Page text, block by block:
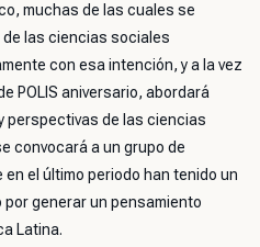
muchas de las cuales se
las ciencias sociales
con esa intención, y a la vez
POLIS aniversario, abordará
perspectivas de las ciencias
convocará a un grupo de
el último periodo han tenido un
generar un pensamiento
Latina.